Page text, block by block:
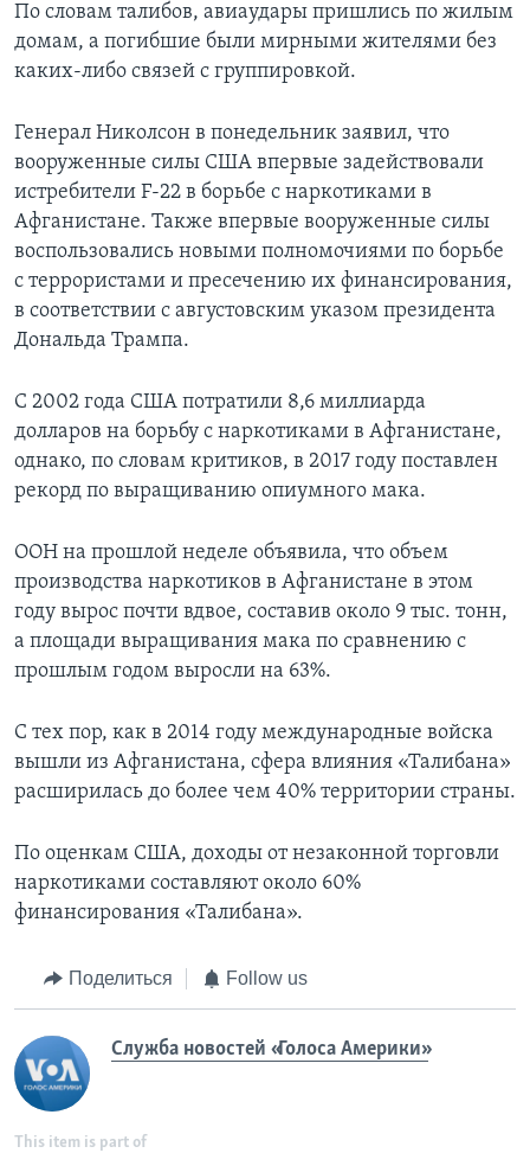
По словам талибов, авиаудары пришлись по жилым
домам, а погибшие были мирными жителями без
каких-либо связей с группировкой.
Генерал Николсон в понедельник заявил, что
вооруженные силы США впервые задействовали
истребители F-22 в борьбе с наркотиками в
Афганистане. Также впервые вооруженные силы
воспользовались новыми полномочиями по борьбе
с террористами и пресечению их финансирования,
в соответствии с августовским указом президента
Дональда Трампа.
С 2002 года США потратили 8,6 миллиарда
долларов на борьбу с наркотиками в Афганистане,
однако, по словам критиков, в 2017 году поставлен
рекорд по выращиванию опиумного мака.
ООН на прошлой неделе объявила, что объем
производства наркотиков в Афганистане в этом
году вырос почти вдвое, составив около 9 тыс. тонн,
а площади выращивания мака по сравнению с
прошлым годом выросли на 63%.
С тех пор, как в 2014 году международные войска
вышли из Афганистана, сфера влияния «Талибана»
расширилась до более чем 40% территории страны.
По оценкам США, доходы от незаконной торговли
наркотиками составляют около 60%
финансирования «Талибана».
Поделиться Follow us
Служба новостей «Голоса Америки»
This item is part of